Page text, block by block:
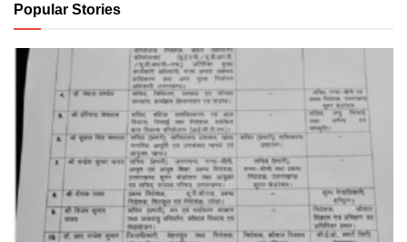
Popular Stories